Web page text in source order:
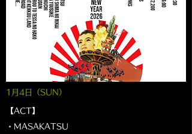
1月4 日（SUN ）
【ACT】
・MASAKATSU